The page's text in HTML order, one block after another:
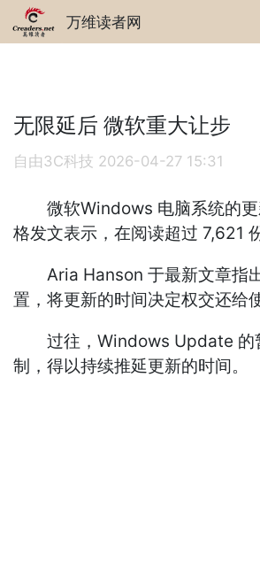
万维读者网
无限延后 微软重大让步
自由3C科技 2026-04-27 15:31
微软Windows 电脑系统的更
格发文表示，在阅读超过 7,621
Aria Hanson 于最新文章指出
置，将更新的时间决定权交还给
过往，Windows Update 的暂
制，得以持续推延更新的时间。